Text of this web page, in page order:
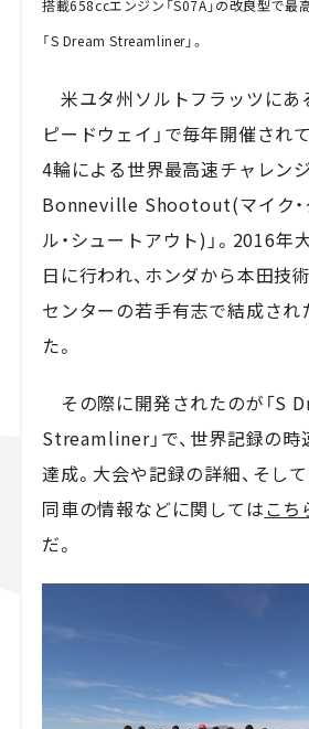
搭載658ccエンジン「S07A」の改良型で最
「S Dream Streamliner」。
米ユタ州ソルトフラッツにあ
ピードウェイ」で毎年開催され
4輪による世界最高速チャレン
Bonneville Shootout(マイク・
ル・シュートアウト)」。2016
日に行われ、ホンダから本田技
センターの若手有志で結成され
た。
その際に開発されたのが「S
Streamliner」で、世界記録の
達成。大会や記録の詳細、そし
同車の情報などに関しては こち
だ。